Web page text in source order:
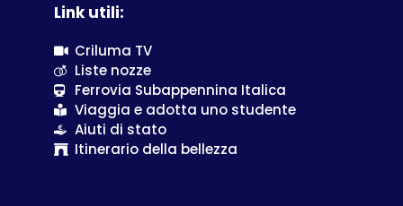
Link utili:
Criluma TV
Liste nozze
Ferrovia Subappennina Italica
Viaggia e adotta uno studente
Aiuti di stato
Itinerario della bellezza